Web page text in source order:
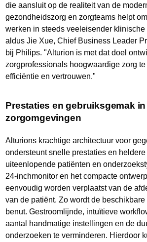
die aansluit op de realiteit van de
gezondheidszorg en zorgteams helpt
werken in steeds veeleisender klinische
aldus Jie Xue, Chief Business Leader
bij Philips. "Alturion is met dat doel
zorgprofessionals hoogwaardige zorg
efficiëntie en vertrouwen."
Prestaties en gebruiksgemak
zorgomgevingen
Alturions krachtige architectuur voor
ondersteunt snelle prestaties en
uiteenlopende patiënten en
24-inchmonitor en het compacte
eenvoudig worden verplaatst van de
van de patiënt. Zo wordt de beschikbare
benut. Gestroomlijnde, intuïtieve
aantal handmatige instellingen en de
onderzoeken te verminderen. Hierdoor